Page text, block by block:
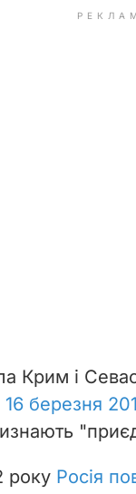
Крим і
березня
року Росія